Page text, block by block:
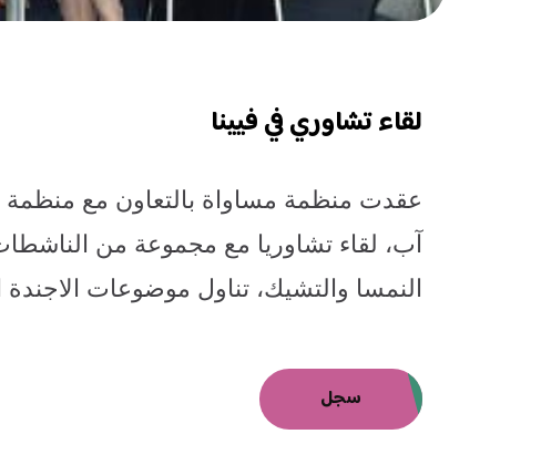
لقاء تشاوري في فيينا
عقدت منظمة مساواة بالتعاون مع منظمة
آب، لقاء تشاوريا مع مجموعة من
النمسا والتشيك، تناول موضوعات
سجل